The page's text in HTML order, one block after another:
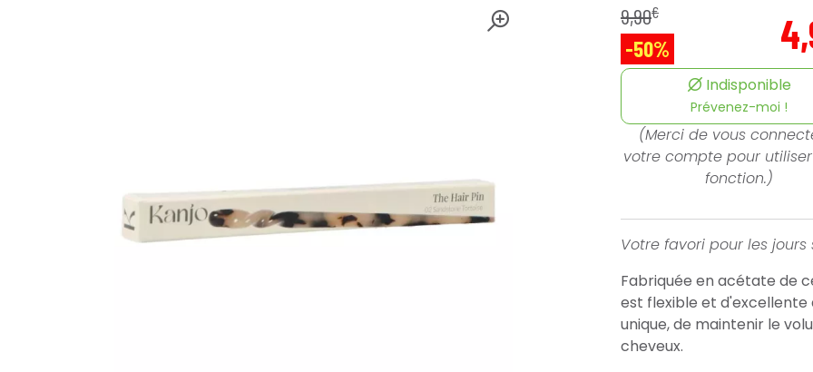
9,90€
-50% 4,
Indisponible
Prévenez-moi !
(Merci de vous
votre compte pour
fonction.)
Votre favori pour les jours
Fabriquée en acétate de
est flexible et d'excellente
unique, de maintenir le
cheveux.